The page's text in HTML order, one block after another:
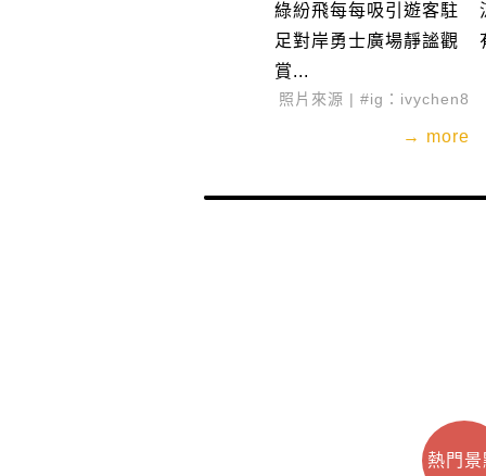
綠紛飛每每吸引遊客駐
足對岸勇士廣場靜謐觀
賞...
照片來源 | #ig：ivychen8
→ more
熱門景